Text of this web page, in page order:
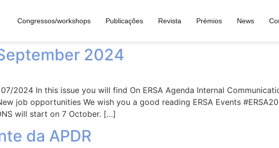
Congressos/workshops Publicações Revista Prémios News
2024
2024 In this issue you will find On ERSA Agenda Internal
job opportunities We wish you a good reading ERSA Events
will start on 7 October. […]
da APDR